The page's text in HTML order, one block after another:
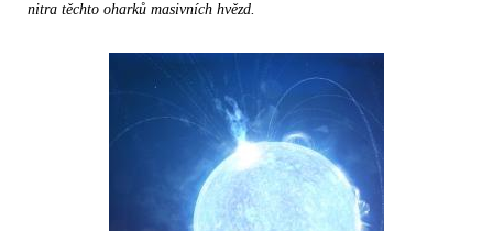
nitra těchto oharků masivních hvězd.